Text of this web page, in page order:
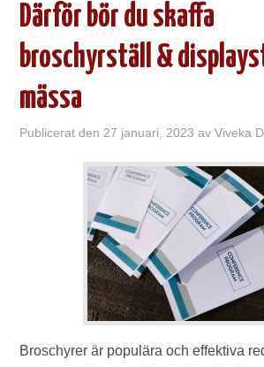
Därför bör du skaffa
broschyrställ &
mässa
Publicerat den 27 januari, 2023 avViveka
Broschyrer är populära och effektiva